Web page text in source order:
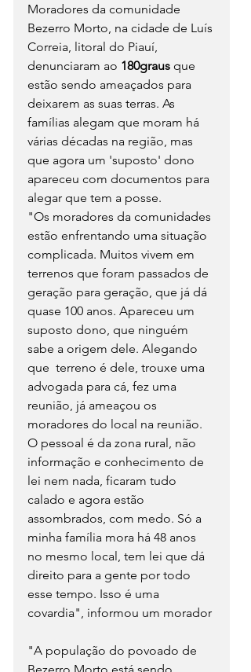
Moradores da comunidade
Bezerro Morto, na cidade de Luís
Correia, litoral do Piauí,
denunciaram ao 180graus que
estão sendo ameaçados para
deixarem as suas terras. As
famílias alegam que moram há
várias décadas na região, mas
que agora um 'suposto' dono
apareceu com documentos para
alegar que tem a posse.
"Os moradores da comunidades
estão enfrentando uma situação
complicada. Muitos vivem em
terrenos que foram passados de
geração para geração, que já dá
quase 100 anos. Apareceu um
suposto dono, que ninguém
sabe a origem dele. Alegando
que  terreno é dele, trouxe uma
advogada para cá, fez uma
reunião, já ameaçou os
moradores do local na reunião.
O pessoal é da zona rural, não
informação e conhecimento de
lei nem nada, ficaram tudo
calado e agora estão
assombrados, com medo. Só a
minha família mora há 48 anos
no mesmo local, tem lei que dá
direito para a gente por todo
esse tempo. Isso é uma
covardia", informou um morador
"A população do povoado de
Bezerro Morto está sendo